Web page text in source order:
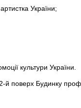
України;
культури України.
й поверх Будинку